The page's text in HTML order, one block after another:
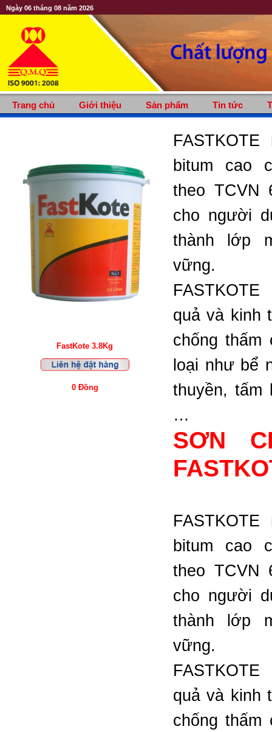
Ngày 06 tháng 08 năm 2026
Trang chủ Giới thiệu Sản phẩm Tin tức
FastKote 3.8Kg
0 Đồng
bitum cao
theo TCVN
cho người
thành lớp
vững.
quả và kinh
chống thấm
loại như bể
thuyền, tấm
…
SƠN
bitum cao
theo TCVN
cho người
thành lớp
vững.
quả và kinh
chống thấm